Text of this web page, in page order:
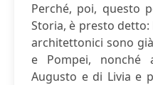
Perché, poi, questo
Storia, è presto
architettonici sono
e Pompei, nonché
Augusto e di Livia e